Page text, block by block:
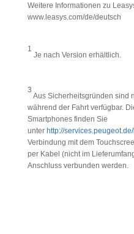
Weitere Informationen zu
www.leasys.com/de/deutsch
1
Je nach Version erhältlich.
3
Aus Sicherheitsgründen sind
während der Fahrt verfügbar.
Smartphones finden Sie
unter http://
Verbindung mit dem
per Kabel (nicht im
Anschluss verbunden werden.